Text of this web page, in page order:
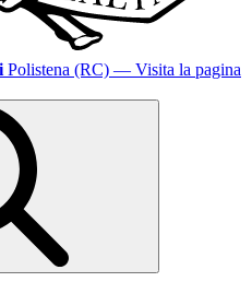
Polistena (RC) — Visita la pagina